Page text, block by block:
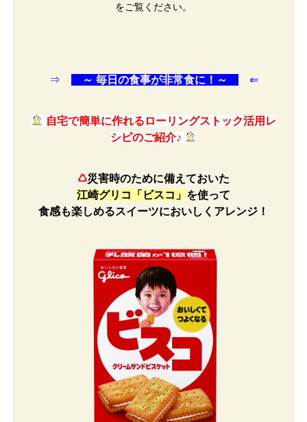
をご覧ください。
⇒ ～ 毎日の食事が非常食に！～ ⇐
自宅で簡単に作れるローリングストック活用レ
シピのご紹介♪
♺災害時のために備えておいた
江崎グリコ「ビスコ 」 を使って
食感も楽しめるスイーツにおいしく アレンジ！